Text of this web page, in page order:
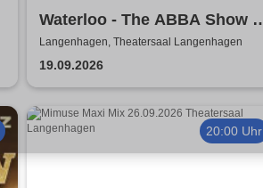
Waterloo - The ABBA Show -
A Tribute to ABBA with 4
Swedes
Langenhagen, Theatersaal Langenhagen
19.09.2026
20:00 Uhr